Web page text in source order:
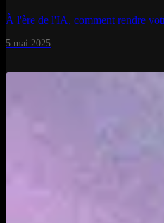
À l'ère de l'IA, comment rendre
5 mai 2025